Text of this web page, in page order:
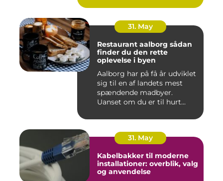
31. May
Restaurant aalborg sådan
finder du den rette
oplevelse i byen
Aalborg har på få år udviklet
sig til en af landets mest
spændende madbyer.
Uanset om du er til hurt...
31. May
Kabelbakker til moderne
installationer: overblik, valg
og anvendelse